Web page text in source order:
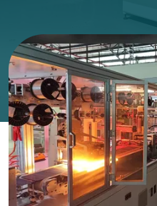
Последние